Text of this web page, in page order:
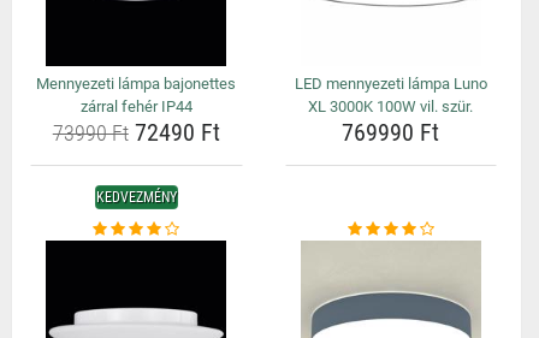
Mennyezeti lámpa bajonettes
zárral fehér IP44
73990 Ft72490 Ft
LED mennyezeti lámpa Luno
XL 3000K 100W vil. szür.
769990 Ft
KEDVEZMÉNY